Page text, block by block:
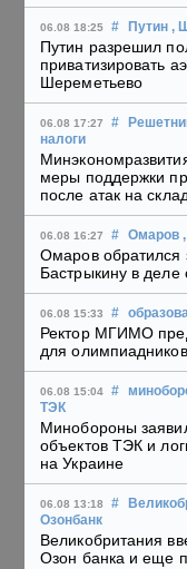
06.08 18:25 # Путин ,
Путин разрешил
приватизировать
Шереметьево
06.08 17:27 #
налоги
меры поддержки
после атак на
06.08 16:27 # Омаров
Омаров
Бастрыкину в деле
06.08 15:33 #
Ректор МГИМО
для
06.08 15:04 #
ТЭК
Минобороны
объектов ТЭК и
на Украине
06.08 13:18 #
Озонбанк
Великобритания
Озон банка и еще